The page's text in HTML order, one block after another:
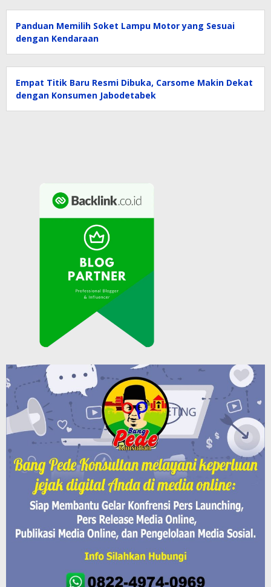
Panduan Memilih Soket Lampu Motor yang Sesuai
dengan Kendaraan
Empat Titik Baru Resmi Dibuka, Carsome Makin Dekat
dengan Konsumen Jabodetabek